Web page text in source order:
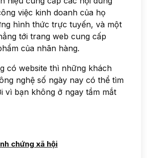
việc kinh doanh của họ
hình thức trực tuyến, và một
tới trang web cung cấp
của nhãn hàng.
có website thì những khách
nghệ số ngày nay có thể tìm
vì bạn không ở ngay tầm mắt
chứng xã hội